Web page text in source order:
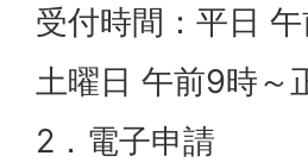
受付時間：平日
土曜日 午前9時～
2．電子申請